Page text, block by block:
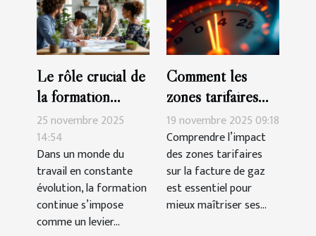
Le rôle crucial de
la formation
continue dans la
carrière
professionnelle
25 novembre 2025
14:54
Dans un monde du
travail en constante
évolution, la formation
continue s’impose
comme un levier...
Comment les
zones tarifaires
influencent-elles
votre facture de
gaz ?
19 novembre 2025 09:18
Comprendre l’impact
des zones tarifaires
sur la facture de gaz
est essentiel pour
mieux maîtriser ses...